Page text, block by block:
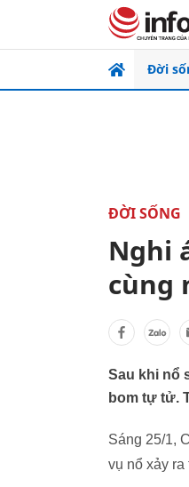
Đời
ĐỜI SỐNG
Nghi
cùng
Sau khi nổ
bom tự tử.
Sáng 25/1,
vụ nổ xảy